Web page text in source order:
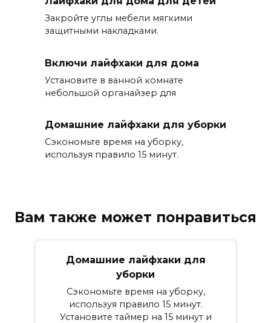
Закройте углы мебели мягкими
защитными накладками.
Включи лайфхаки для дома
Установите в ванной комнате
небольшой органайзер для
Домашние лайфхаки для уборки
Сэкономьте время на уборку,
используя правило 15 минут.
Вам также может понравиться
Домашние лайфхаки для
уборки
Сэкономьте время на уборку,
используя правило 15 минут.
Установите таймер на 15 минут и